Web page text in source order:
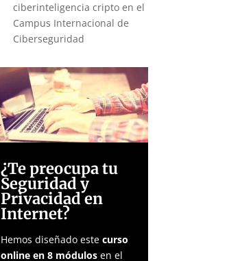
ciberinteligencia cripto en el
Campus Internacional de
Ciberseguridad
¿Te preocupa tu
Seguridad y
Privacidad en
Internet?
Hemos diseñado estecurso
online en 8 módulos en el